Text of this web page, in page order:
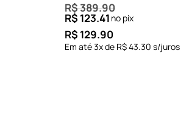
R$389.90
R$ 123.41 no pix
R$ 129.90
Em até3x de R$43.30 s/juros